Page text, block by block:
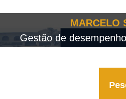
MARCELO
Gestão de